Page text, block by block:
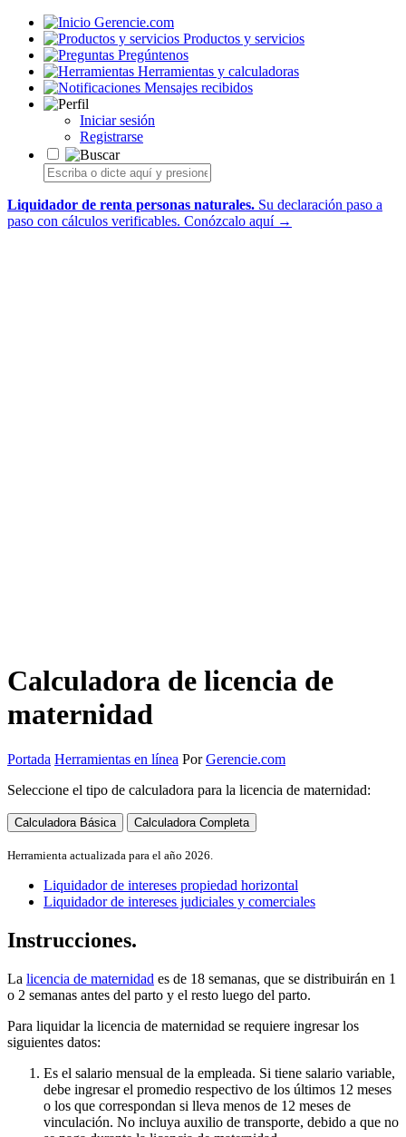
Gerencie.com
Productos y servicios
Pregúntenos
Herramientas y calculadoras
Mensajes recibidos
Iniciar sesión
Registrarse
Liquidador de renta personas naturales. Su declaración paso a
paso con cálculos verificables. Conózcalo aquí →
Calculadora de licencia de
maternidad
Portada Herramientas en línea PorGerencie.com
Seleccione el tipo de calculadora para la licencia de maternidad:
Calculadora Básica Calculadora Completa
Herramienta actualizada para el año 2026.
Liquidador de intereses propiedad horizontal
Liquidador de intereses judiciales y comerciales
Instrucciones.
La licencia de maternidad es de 18 semanas, que se distribuirán en 1
o 2 semanas antes del parto y el resto luego del parto.
Para liquidar la licencia de maternidad se requiere ingresar los
siguientes datos:
Es el salario mensual de la empleada. Si tiene salario variable,
debe ingresar el promedio respectivo de los últimos 12 meses
o los que correspondan si lleva menos de 12 meses de
vinculación. No incluya auxilio de transporte, debido a que no